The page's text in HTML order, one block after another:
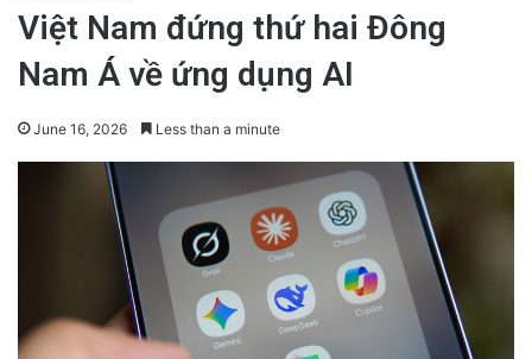
Việt Nam đứng thứ hai Đông
Nam Á về ứng dụng AI
June 16, 2026 Less than a minute